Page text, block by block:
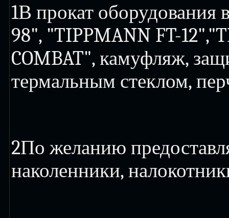
1В прокат оборудования
98", "TIPPMANN FT-
COMBAT", камуфляж,
термальным стеклом,
2По желанию
наколенники,